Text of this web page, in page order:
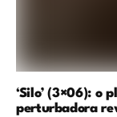
‘Silo’ (3×06): o
perturbadora